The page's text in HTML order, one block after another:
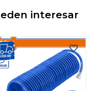
interesar